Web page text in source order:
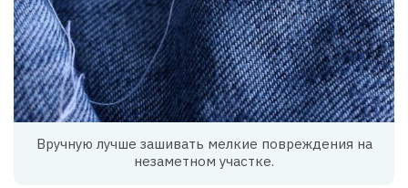
Вручную лучше зашивать мелкие повреждения на
незаметном участке.